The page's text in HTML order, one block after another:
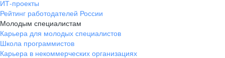
ИТ-проекты
Рейтинг работодателей России
Молодым специалистам
Карьера для молодых специалистов
Школа программистов
Карьера в некоммерческих организациях